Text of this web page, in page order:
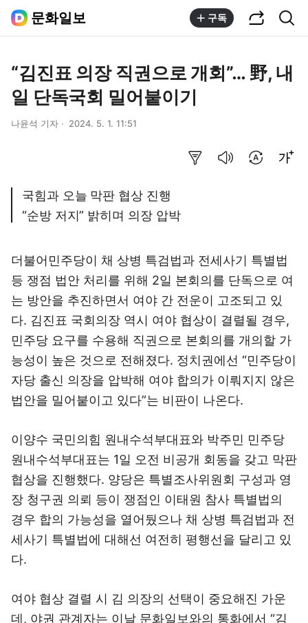
문화일보 구독
“김진표 의장 직권으로 개회”… 野, 내
일 단독국회 밀어붙이기
나윤석 기자 2024. 5. 1. 11:51
국힘과 오늘 막판 협상 진행
“순방 저지” 밝히며 의장 압박
더불어민주당이 채 상병 특검법과 전세사기 특별법
등 쟁점 법안 처리를 위해 2일 본회의를 단독으로 여
는 방안을 추진하면서 여야 간 전운이 고조되고 있
다. 김진표 국회의장 역시 여야 협상이 결렬될 경우,
민주당 요구를 수용해 직권으로 본회의를 개의할 가
능성이 높은 것으로 전해졌다. 정치권에선 “민주당이
자당 출신 의장을 압박해 여야 합의가 이뤄지지 않은
법안을 밀어붙이고 있다”는 비판이 나온다.
이양수 국민의힘 원내수석부대표와 박주민 민주당
원내수석부대표는 1일 오전 비공개 회동을 갖고 막판
협상을 진행했다. 양당은 특별조사위원회 구성과 영
장 청구권 의뢰 등이 쟁점인 이태원 참사 특별법의
경우 합의 가능성을 열어뒀으나 채 상병 특검법과 전
세사기 특별법에 대해선 여전히 평행선을 달리고 있
다.
여야 협상 결렬 시 김 의장의 선택이 중요해진 가운
데, 야권 관계자는 이날 문화일보와의 통화에서 “김